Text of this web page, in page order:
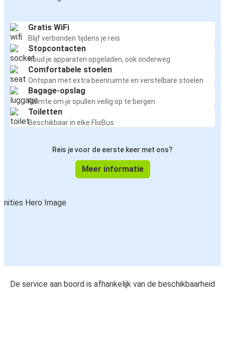
Gratis WiFi
Blijf verbonden tijdens je reis
Stopcontacten
Houd je apparaten opgeladen, ook onderweg
Comfortabele stoelen
Ontspan met extra beenruimte en verstelbare stoelen
Bagage-opslag
Ruimte om je spullen veilig op te bergen
Toiletten
Beschikbaar in elke FlixBus
Reis je voor de eerste keer met ons?
Meer informatie
De service aan boord is afhankelijk van de beschikbaarheid